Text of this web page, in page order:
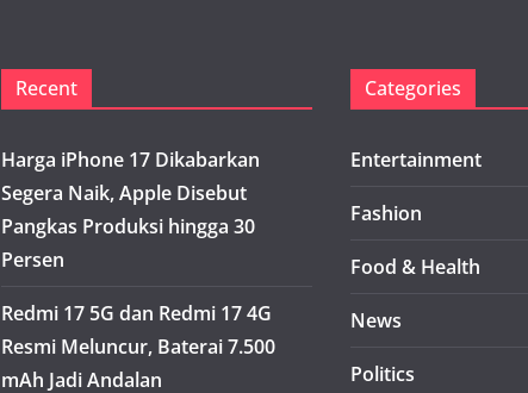
Recent
Harga iPhone 17 Dikabarkan
Segera Naik, Apple Disebut
Pangkas Produksi hingga 30
Persen
Redmi 17 5G dan Redmi 17 4G
Resmi Meluncur, Baterai 7.500
mAh Jadi Andalan
Categories
Entertainment
Fashion
Food & Health
News
Politics